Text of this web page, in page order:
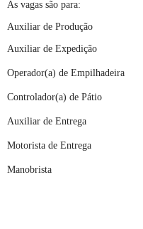
As vagas são para:
Auxiliar de Produção
Auxiliar de Expedição
Operador(a) de Empilhadeira
Controlador(a) de Pátio
Auxiliar de Entrega
Motorista de Entrega
Manobrista